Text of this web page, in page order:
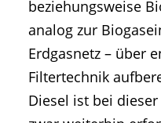
beziehungsweise
analog zur
Erdgasnetz – über
Filtertechnik
Diesel ist bei